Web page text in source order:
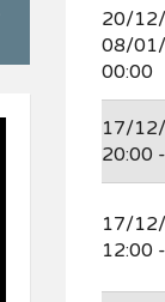
20/
08/
00:00
17/
20:00
17/
12:00